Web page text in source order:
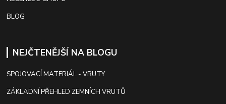
BLOG
NEJČTENĚJŠÍ NA BLOGU
SPOJOVACÍ MATERIÁL - VRUTY
ZÁKLADNÍ PŘEHLED ZEMNÍCH VRUTŮ